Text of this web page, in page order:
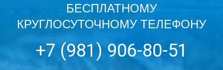
БЕСПЛАТНОМУ
КРУГЛОСУТОЧНОМУ ТЕЛЕФОНУ
+7 (981) 906-80-51